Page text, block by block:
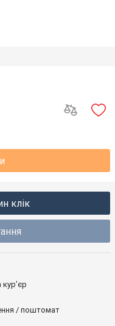
клік
/ поштомат